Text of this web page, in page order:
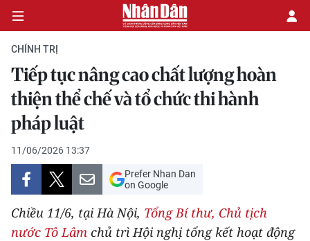
CHÍNH TRỊ
KINH TẾ
VĂN HÓA
XÃ HỘI
PHÁP LUẬT
CHÍNH TRỊ
Tiếp tục nâng cao chất lượng hoàn
thiện thể chế và tổ chức thi hành
pháp luật
11/06/2026 13:37
Prefer Nhan Dan
on Google
Chiều 11/6, tại Hà Nội, Tổng Bí thư, Chủ tịch
nước Tô Lâm chủ trì Hội nghị tổng kết hoạt động